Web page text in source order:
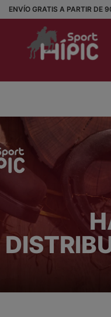
ENVÍO GRATIS A PARTIR DE